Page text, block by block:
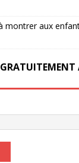
montrer aux